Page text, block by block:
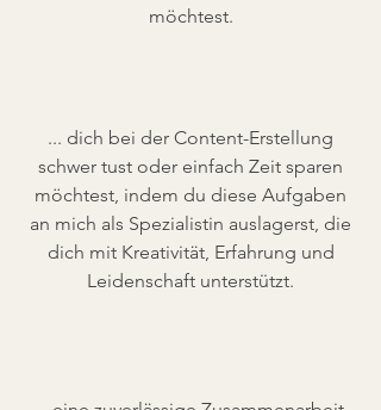
möchtest.
... dich bei der Content-Erstellung
schwer tust oder einfach Zeit sparen
möchtest, indem du diese Aufgaben
an mich als Spezialistin auslagerst, die
dich mit Kreativität, Erfahrung und
Leidenschaft unterstützt.